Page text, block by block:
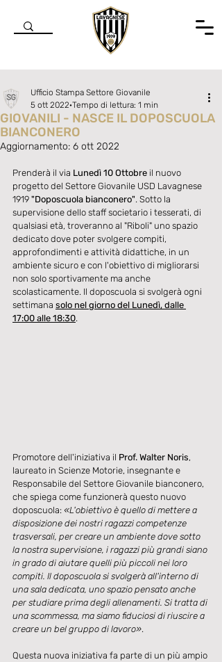
GIOVANILI - NASCE IL DOPOSCUOLA
BIANCONERO
Ufficio Stampa Settore Giovanile
5 ott 2022 Tempo di lettura: 1 min
Aggiornamento: 6 ott 2022
Prenderà il via Lunedì 10 Ottobre il nuovo
progetto del Settore Giovanile USD Lavagnese
1919 "Doposcuola bianconero". Sotto la
supervisione dello staff societario i tesserati, di
qualsiasi età, troveranno al "Riboli" uno spazio
dedicato dove poter svolgere compiti,
approfondimenti e attività didattiche, in un
ambiente sicuro e con l'obiettivo di migliorarsi
non solo sportivamente ma anche
scolasticamente. Il doposcuola si svolgerà ogni
settimana solo nel giorno del Lunedì, dalle
17:00 alle 18:30.
Promotore dell'iniziativa il Prof. Walter Noris,
laureato in Scienze Motorie, insegnante e
Responsabile del Settore Giovanile bianconero,
che spiega come funzionerà questo nuovo
doposcuola: «L'obiettivo è quello di mettere a
disposizione dei nostri ragazzi competenze
trasversali, per creare un ambiente dove sotto
la nostra supervisione, i ragazzi più grandi siano
in grado di aiutare quelli più piccoli nei loro
compiti. Il doposcuola si svolgerà all'interno di
una sala dedicata, uno spazio pensato anche
per studiare prima degli allenamenti. Si tratta di
una scommessa, ma siamo fiduciosi di riuscire a
creare un bel gruppo di lavoro».
Questa nuova iniziativa fa parte di un più ampio